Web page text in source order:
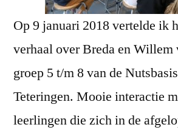
Op 9 januari 2018 vertelde ik
verhaal over Breda en Willem
groep 5 t/m 8 van de
Teteringen. Mooie interactie
leerlingen die zich in de